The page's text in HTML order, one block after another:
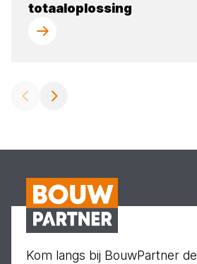
totaaloplossing
Kom langs bij BouwPartner de